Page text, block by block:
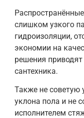
слишком узкого
гидроизоляции,
экономии на
решения
сантехника.
Также не советую
уклона пола и не
исполнителем